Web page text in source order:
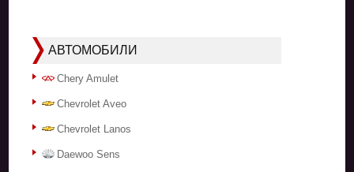
АВТОМОБИЛИ
Chery Amulet
Chevrolet Aveo
Chevrolet Lanos
Daewoo Sens